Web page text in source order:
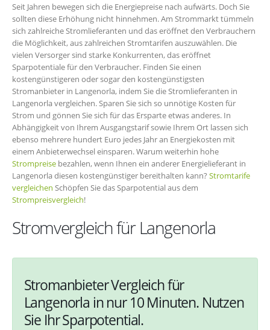
Seit Jahren bewegen sich die Energiepreise nach aufwärts. Doch Sie
sollten diese Erhöhung nicht hinnehmen. Am Strommarkt tümmeln
sich zahlreiche Stromlieferanten und das eröffnet den Verbrauchern
die Möglichkeit, aus zahlreichen Stromtarifen auszuwählen. Die
vielen Versorger sind starke Konkurrenten, das eröffnet
Sparpotentiale für den Verbraucher. Finden Sie einen
kostengünstigeren oder sogar den kostengünstigsten
Stromanbieter in Langenorla, indem Sie die Stromlieferanten in
Langenorla vergleichen. Sparen Sie sich so unnötige Kosten für
Strom und gönnen Sie sich für das Ersparte etwas anderes. In
Abhängigkeit von Ihrem Ausgangstarif sowie Ihrem Ort lassen sich
ebenso mehrere hundert Euro jedes Jahr an Energiekosten mit
einem Anbieterwechsel einsparen. Warum weiterhin hohe
Strompreise bezahlen, wenn Ihnen ein anderer Energielieferant in
Langenorla diesen kostengünstiger bereithalten kann? Stromtarife
vergleichen Schöpfen Sie das Sparpotential aus dem
Strompreisvergleich!
Stromvergleich für Langenorla
Stromanbieter Vergleich für
Langenorla in nur 10 Minuten. Nutzen
Sie Ihr Sparpotential.